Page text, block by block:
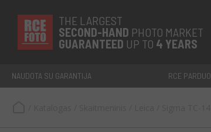
THE LARGEST
SECOND-HAND PHOTO MARKET
GUARANTEED UP TO 4 YEARS
NAUDOTA SU GARANTIJA RCE